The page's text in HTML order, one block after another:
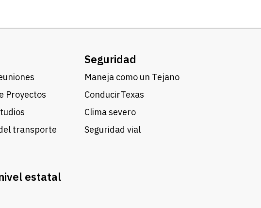
Proyectos
transporte
Seguridad
Maneja como un Tejano
ConducirTexas
Clima severo
Seguridad vial
estatal